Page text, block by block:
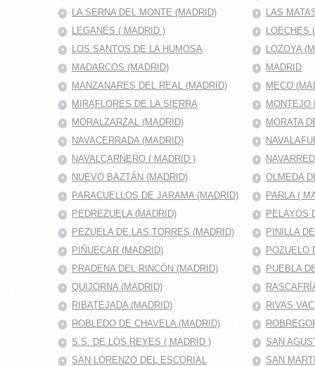
LA SERNA DEL MONTE (MADRID)
LAS
LEGANÉS ( MADRID )
LOECHES
LOS SANTOS DE LA HUMOSA
LOZOYA
MADARCOS (MADRID)
MADRID
MANZANARES DEL REAL (MADRID)
MECO
MIRAFLORES DE LA SIERRA
MONTEJO
MORALZARZAL (MADRID)
MORATA
NAVACERRADA (MADRID)
NAVALCARNERO ( MADRID )
NUEVO BAZTÁN (MADRID)
OLMEDA
PARACUELLOS DE JARAMA (MADRID)
PARLA (
PEDREZUELA (MADRID)
PELAYOS
PEZUELA DE LAS TORRES (MADRID)
PINILLA
PIÑUECAR (MADRID)
POZUELO
PRADENA DEL RINCÓN (MADRID)
PUEBLA
QUIJORNA (MADRID)
RIBATEJADA (MADRID)
RIVAS
ROBLEDO DE CHAVELA (MADRID)
S.S. DE LOS REYES ( MADRID )
SAN
SAN LORENZO DEL ESCORIAL
SAN